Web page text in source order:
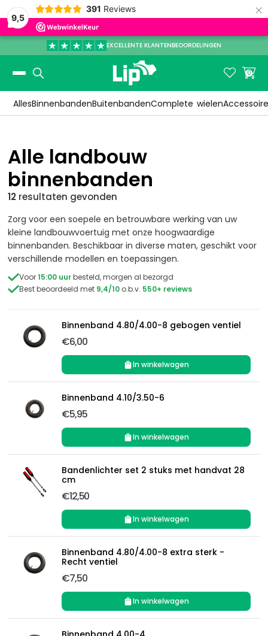
9,5
391 Reviews ×
EXCELLENTE KLANTENBEOORDELINGEN
Slide 3 of 3.
 
0
AllesBinnenbandenBuitenbandenComplete wielen
Alle landbouw
binnenbanden
12 resultaten gevonden
Zorg voor een soepele en betrouwbare werking van uw
kleine landbouwvoertuig met onze hoogwaardige
binnenbanden. Beschikbaar in diverse maten, geschikt voor
verschillende modellen en toepassingen.
Voor15:00 uurbesteld, morgen al bezorgd
Best beoordeeld met 9,4/10 o.b.v. 550+ reviews
Binnenband 4.80/4.00-8 gebogen ventiel
€6,00
In winkelwagen
Binnenband 4.10/3.50-6
€5,95
In winkelwagen
Bandenlichter set 2 stuks met handvat 28
cm
€12,50
In winkelwagen
Binnenband 4.80/4.00-8 extra sterk -
Recht ventiel
€7,50
In winkelwagen